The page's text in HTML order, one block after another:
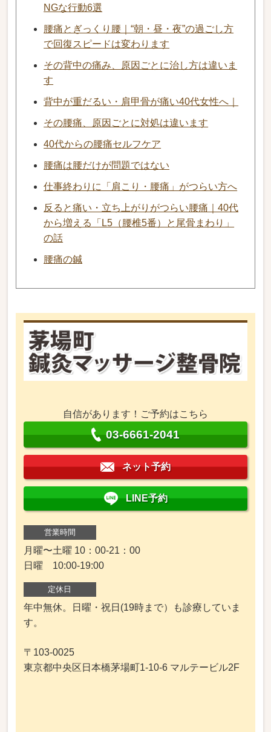
NGな行動6選
腰痛とぎっくり腰｜“朝・昼・夜”の過ごし方
で回復スピードは変わります
その背中の痛み、原因ごとに治し方は違いま
す
背中が重だるい・肩甲骨が痛い40代女性へ｜
その腰痛、原因ごとに対処は違います
40代からの腰痛セルフケア
腰痛は腰だけが問題ではない
仕事終わりに「肩こり・腰痛」がつらい方へ
反ると痛い・立ち上がりがつらい腰痛｜40代
から増える「L5（腰椎5番）と尾骨まわり」
の話
腰痛の鍼
自信があります！ご予約はこちら
03-6661-2041
ネット予約
LINE予約
営業時間
月曜〜土曜 10：00-21：00
日曜 10:00-19:00
定休日
年中無休。日曜・祝日(19時まで）も診療していま
す。
〒103-0025
東京都中央区日本橋茅場町1-10-6 マルテービル2F